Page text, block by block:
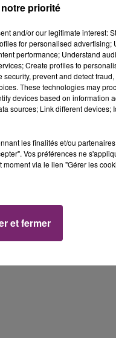
priorité
and/or our legitimate interest:
for personalised advertising;
performance; Understand
Create profiles to
prevent and detect
These technologies may
devices based on information
sources; Link different devices;
les finalités et/ou
Vos préférences ne
via le lien "Gérer les
et fermer